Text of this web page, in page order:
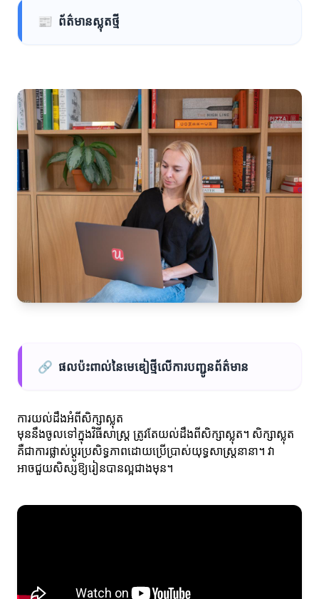
📰 ព័ត៌មានស្លុតថ្មី
🔗 ផលប៉ះពាល់នៃមេឌៀថ្មីលើការបញ្ជូនព័ត៌មាន
ការយល់ដឹងអំពីសិក្សាស្លុត
មុននឹងចូលទៅក្នុងវិធីសាស្ត្រ ត្រូវតែយល់ដឹងពីសិក្សាស្លុត។ សិក្សាស្លុត
គឺជាការផ្លាស់ប្តូរប្រសិទ្ធភាពដោយប្រើប្រាស់យុទ្ធសាស្ត្រនានា។ វា
អាចជួយសិស្សឱ្យរៀនបានល្អជាងមុន។